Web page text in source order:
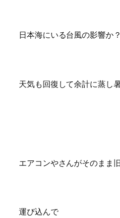
日本海にいる台風の影響か？
天気も回復して余計に蒸し
エアコンやさんがそのまま
運び込んで